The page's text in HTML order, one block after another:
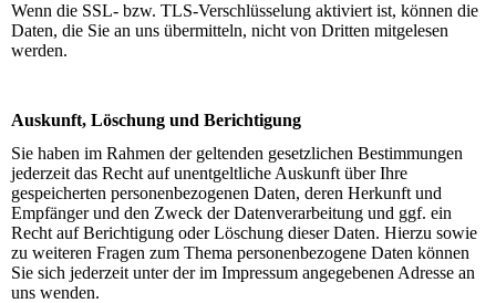
Wenn die SSL- bzw. TLS-Verschlüsselung aktiviert ist, können die
Daten, die Sie an uns übermitteln, nicht von Dritten mitgelesen
werden.
Auskunft, Löschung und Berichtigung
Sie haben im Rahmen der geltenden gesetzlichen Bestimmungen
jederzeit das Recht auf unentgeltliche Auskunft über Ihre
gespeicherten personenbezogenen Daten, deren Herkunft und
Empfänger und den Zweck der Datenverarbeitung und ggf. ein
Recht auf Berichtigung oder Löschung dieser Daten. Hierzu sowie
zu weiteren Fragen zum Thema personenbezogene Daten können
Sie sich jederzeit unter der im Impressum angegebenen Adresse an
uns wenden.